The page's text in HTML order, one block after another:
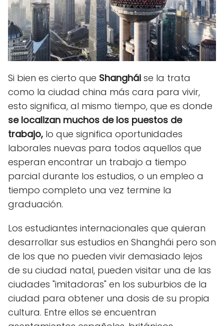
Si bien es cierto que Shanghái se la trata
como la ciudad china más cara para vivir,
esto significa, al mismo tiempo, que es donde
se localizan muchos de los puestos de
trabajo, lo que significa oportunidades
laborales nuevas para todos aquellos que
esperan encontrar un trabajo a tiempo
parcial durante los estudios, o un empleo a
tiempo completo una vez termine la
graduación.
Los estudiantes internacionales que quieran
desarrollar sus estudios en Shanghái pero son
de los que no pueden vivir demasiado lejos
de su ciudad natal, pueden visitar una de las
ciudades "imitadoras" en los suburbios de la
ciudad para obtener una dosis de su propia
cultura. Entre ellos se encuentran